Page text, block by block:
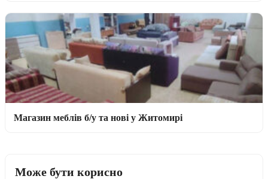
Магазин меблів б/у та нові у Житомирі
Може бути корисно